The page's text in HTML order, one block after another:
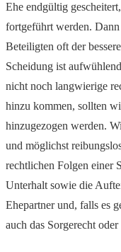
Ehe endgültig
fortgeführt werden.
Beteiligten oft der
Scheidung ist
nicht noch langwierige
hinzu kommen, sollten
hinzugezogen werden.
und möglichst
rechtlichen Folgen einer
Unterhalt sowie die
Ehepartner und, falls es
auch das Sorgerecht